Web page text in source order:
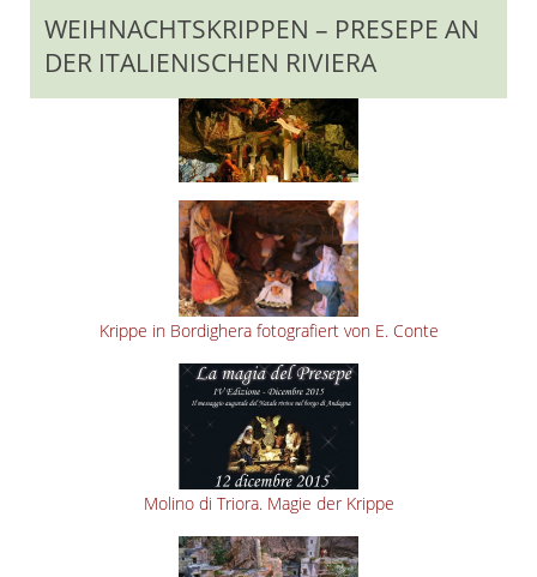
WEIHNACHTSKRIPPEN – PRESEPE AN
DER ITALIENISCHEN RIVIERA
Krippe in Bordighera fotografiert von E. Conte
Molino di Triora. Magie der Krippe